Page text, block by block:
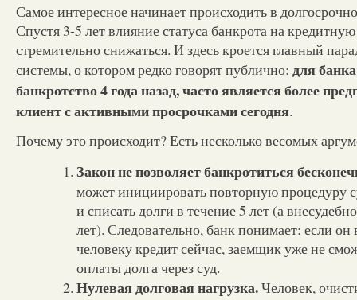
Самое интересное начинает происходить в
Спустя 3-5 лет влияние статуса банкрота на
стремительно снижаться. И здесь кроется главный
системы, о котором редко говорят публично: для
банкротство 4 года назад, часто является более
клиент с активными просрочками сегодня.
Почему это происходит? Есть несколько весомых
Закон не позволяет банкротиться
может инициировать повторную процедуру
и списать долги в течение 5 лет (а
лет). Следовательно, банк понимает: если он
человеку кредит сейчас, заемщик уже не
оплаты долга через суд.
Нулевая долговая нагрузка.Человек,